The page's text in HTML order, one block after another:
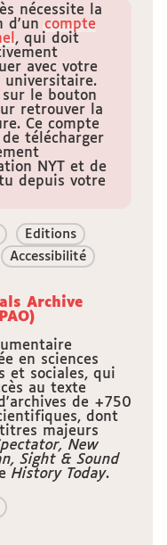
nécessite la
d'un compte
, qui doit
avec votre
universitaire.
sur le bouton
retrouver la
Ce compte
télécharger
NYT et de
depuis votre
Editions
Accessibilité
Archive
en sciences
et sociales, qui
au texte
de +750
dont
majeurs
New
Sight & Sound
History Today.